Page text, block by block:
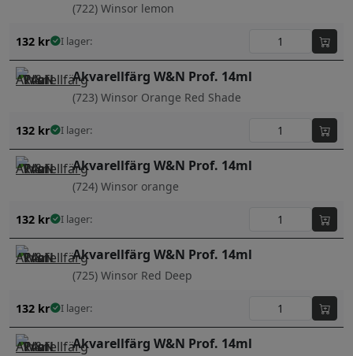
(722) Winsor lemon
132 kr I lager:
Akvarellfärg W&N Prof. 14ml
(723) Winsor Orange Red Shade
132 kr I lager:
Akvarellfärg W&N Prof. 14ml
(724) Winsor orange
132 kr I lager:
Akvarellfärg W&N Prof. 14ml
(725) Winsor Red Deep
132 kr I lager:
Akvarellfärg W&N Prof. 14ml